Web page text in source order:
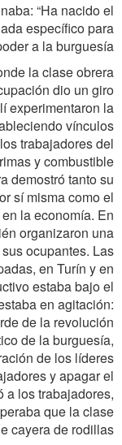
“Ha nacido el
específico para
a la burguesía.
la clase obrera
dio un giro
experimentaron la
vínculos
trabajadores del
y combustible
demostró tanto su
sí misma como el
la economía. En
organizaron una
ocupantes. Las
en Turín y en
estaba bajo el
en agitación:
de la revolución.
de la burguesía,
de los líderes
y apagar el
a los trabajadores,
que la clase
cayera de rodillas”.